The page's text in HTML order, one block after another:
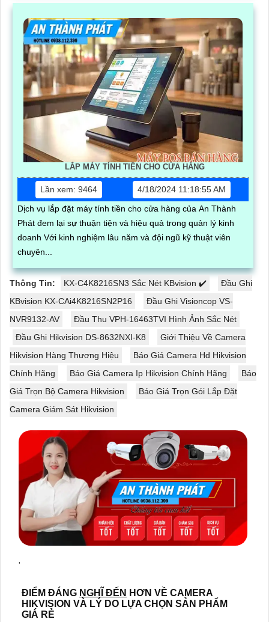
LẮP MÁY TÍNH TIỀN CHO CỬA HÀNG
Lần xem: 9464
4/18/2024 11:18:55 AM
Dịch vụ lắp đặt máy tính tiền cho cửa hàng của An Thành
Phát đem lại sự thuận tiện và hiệu quả trong quản lý kinh
doanh Với kinh nghiệm lâu năm và đội ngũ kỹ thuật viên
chuyên...
Thông Tin: KX-C4K8216SN3 Sắc Nét KBvision ✔️
Đầu Ghi
KBvision KX-CAi4K8216SN2P16
Đầu Ghi Visioncop VS-
NVR9132-AV
Đầu Thu VPH-16463TVI Hình Ảnh Sắc Nét
Đầu Ghi Hikvision DS-8632NXI-K8
Giới Thiệu Về Camera
Hikvision Hàng Thương Hiệu
Báo Giá Camera Hd Hikvision
Chính Hãng
Báo Giá Camera Ip Hikvision Chính Hãng
Báo
Giá Trọn Bộ Camera Hikvision
Báo Giá Trọn Gói Lắp Đặt
Camera Giám Sát Hikvision
'
ĐIỂM ĐÁNG NGHĨ ĐẾN HƠN VỀ CAMERA
HIKVISION VÀ LÝ DO LỰA CHỌN SẢN PHẨM
GIÁ RẺ